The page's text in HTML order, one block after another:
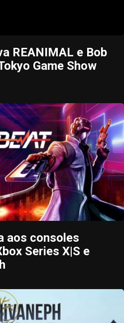
REANIMAL e Bob
Game Show
aos consoles
Series X|S e